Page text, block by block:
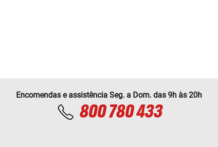
Encomendas e assistência Seg. a Dom. das 9h às 20h
800 780 433